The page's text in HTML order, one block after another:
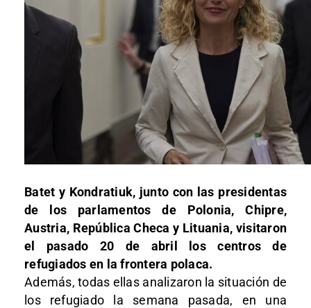
Batet y Kondratiuk, junto con las presidentas
de los parlamentos de Polonia, Chipre,
Austria, República Checa y Lituania, visitaron
el pasado 20 de abril los centros de
refugiados en la frontera polaca.
Además, todas ellas analizaron la situación de
los refugiado la semana pasada, en una